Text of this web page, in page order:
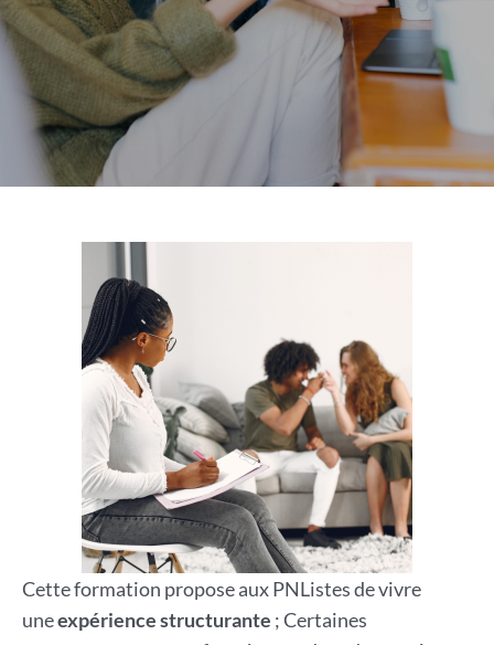
Cette formation propose aux PNListes de vivre
uneexpérience structurante ; Certaines